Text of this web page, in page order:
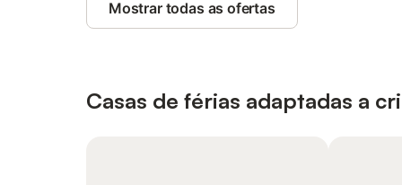
Mostrar todas as ofertas
Casas de férias adaptadas a